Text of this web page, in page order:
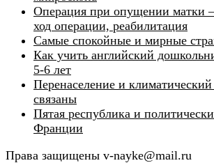
Операция при опущении матки
ход операции, реабилитация
Самые спокойные и мирные
Как учить английский
5-6 лет
Перенаселение и
связаны
Пятая республика и
Франции
Права защищены v-nayke@mail.ru